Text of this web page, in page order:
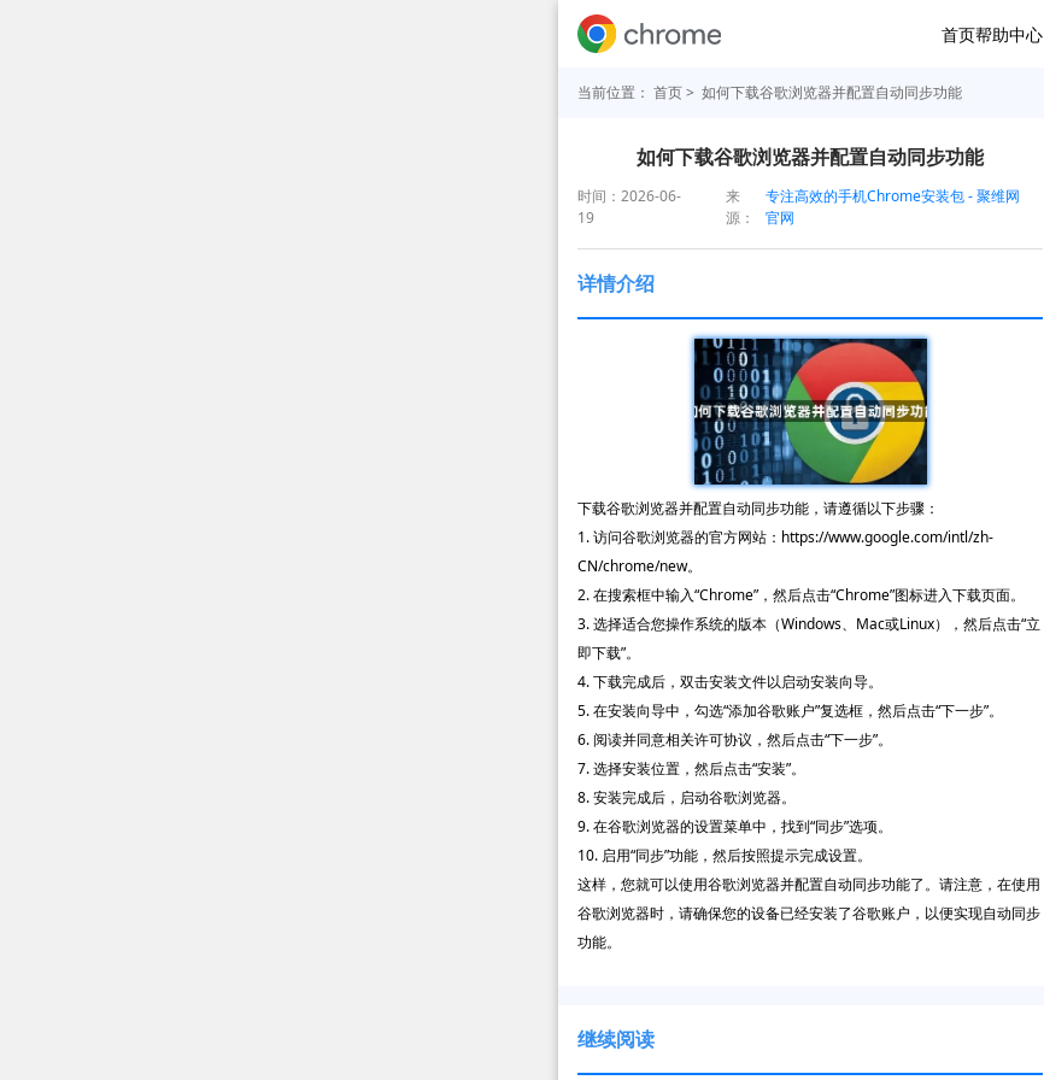
首页帮助中心
当前位置： 首页> 如何下载谷歌浏览器并配置自动同步功能
如何下载谷歌浏览器并配置自动同步功能
时间：2026-06-
19
来
源：
专注高效的手机Chrome安装包 - 聚维网
官网
详情介绍
下载谷歌浏览器并配置自动同步功能，请遵循以下步骤：
1. 访问谷歌浏览器的官方网站：https://www.google.com/intl/zh-
CN/chrome/new。
2. 在搜索框中输入“Chrome”，然后点击“Chrome”图标进入下载页面。
3. 选择适合您操作系统的版本（Windows、Mac或Linux），然后点击“立
即下载”。
4. 下载完成后，双击安装文件以启动安装向导。
5. 在安装向导中，勾选“添加谷歌账户”复选框，然后点击“下一步”。
6. 阅读并同意相关许可协议，然后点击“下一步”。
7. 选择安装位置，然后点击“安装”。
8. 安装完成后，启动谷歌浏览器。
9. 在谷歌浏览器的设置菜单中，找到“同步”选项。
10. 启用“同步”功能，然后按照提示完成设置。
这样，您就可以使用谷歌浏览器并配置自动同步功能了。请注意，在使用
谷歌浏览器时，请确保您的设备已经安装了谷歌账户，以便实现自动同步
功能。
继续阅读